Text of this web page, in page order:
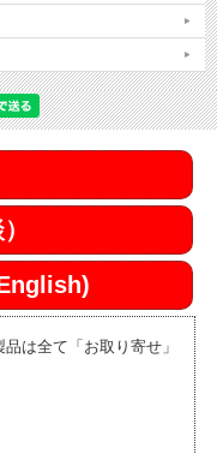
は全て「お取り寄せ」